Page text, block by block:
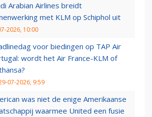
Arabian Airlines breidt
met KLM op Schiphol uit
2026, 10:00
voor biedingen op TAP Air
wordt het Air France-KLM of
07-2026, 9:59
was niet de enige Amerikaanse
waarmee United een fusie